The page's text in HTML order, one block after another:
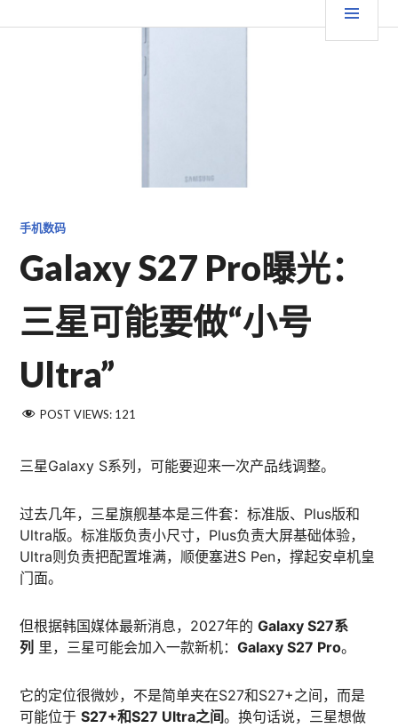
至 TGFC LIFESTYLE
手机数码
Galaxy S27 Pro曝光：
三星可能要做“小号
Ultra”
POST VIEWS: 121
三星Galaxy S系列，可能要迎来一次产品线调整。
过去几年，三星旗舰基本是三件套：标准版、Plus版和
Ultra版。标准版负责小尺寸，Plus负责大屏基础体验，
Ultra则负责把配置堆满，顺便塞进S Pen，撑起安卓机皇
门面。
但根据韩国媒体最新消息，2027年的Galaxy S27系
列 里，三星可能会加入一款新机：Galaxy S27 Pro。
它的定位很微妙，不是简单夹在S27和S27+之间，而是
可能位于S27+和S27 Ultra之间。换句话说，三星想做